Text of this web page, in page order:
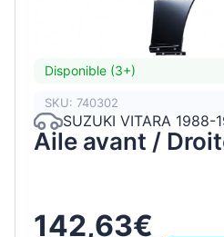
Disponible (3+)
SKU: 740302
SUZUKI VITARA 1988-
Aile avant /
142,63€